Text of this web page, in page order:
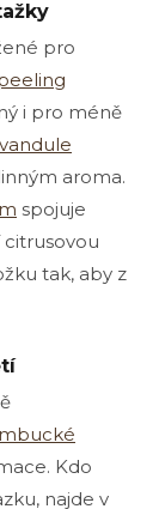
pro
i pro méně
aroma.
spojuje
citrusovou
tak, aby z
Kdo
najde v